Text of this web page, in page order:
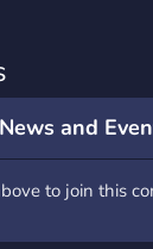
and
to join this